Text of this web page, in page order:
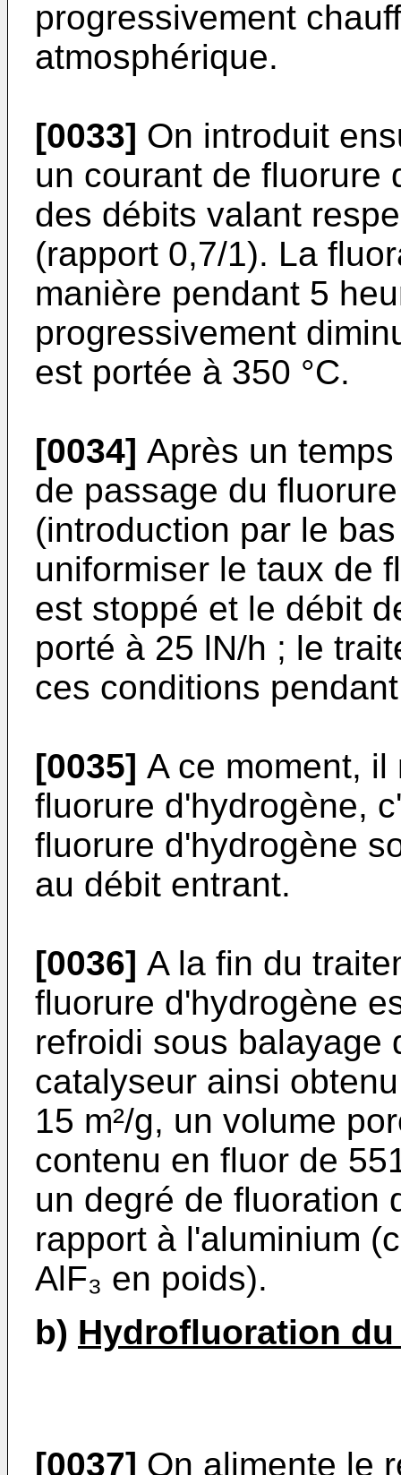
progressivement
atmosphérique.
[0033] On introduit
un courant de fluorure
des débits valant
(rapport 0,7/1). La
manière pendant 5
progressivement
est portée à 350 °C.
[0034] Après un
de passage du
(introduction par le
uniformiser le taux de
est stoppé et le débit
porté à 25 lN/h ; le
ces conditions
[0035] A ce moment,
fluorure d'hydrogène,
fluorure d'hydrogène
au débit entrant.
[0036] A la fin du
fluorure d'hydrogène
refroidi sous balayage
catalyseur ainsi
15 m²/g, un volume
contenu en fluor de
un degré de fluoration
rapport à l'aluminium
AlF₃ en poids).
b) Hydrofluoration
[0037] On alimente le